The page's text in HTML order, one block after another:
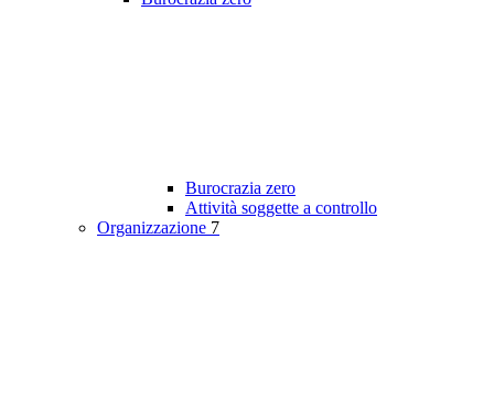
Burocrazia zero
Attività soggette a controllo
Organizzazione 7